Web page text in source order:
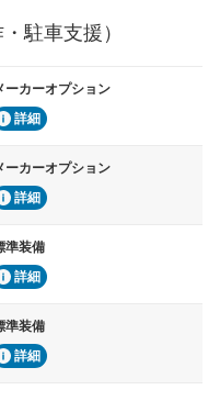
駐車支援）
ーカーオプション
詳細
ーカーオプション
詳細
準装備
詳細
準装備
詳細